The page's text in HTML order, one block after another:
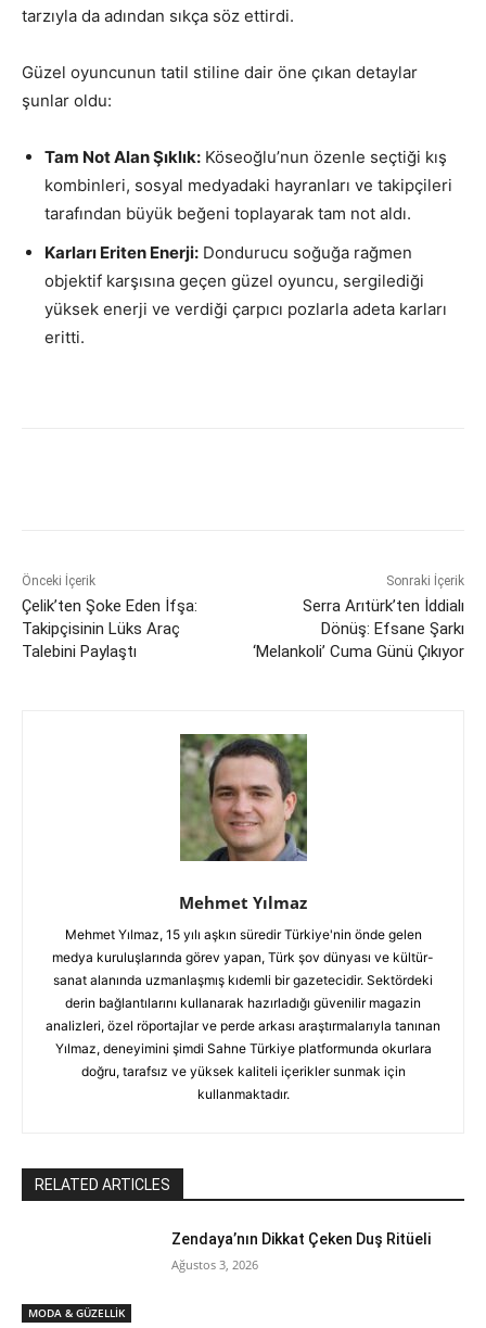
tarzıyla da adından sıkça söz ettirdi.
Güzel oyuncunun tatil stiline dair öne çıkan detaylar
şunlar oldu:
Tam Not Alan Şıklık: Köseoğlu’nun özenle seçtiği kış
kombinleri, sosyal medyadaki hayranları ve takipçileri
tarafından büyük beğeni toplayarak tam not aldı.
Karları Eriten Enerji: Dondurucu soğuğa rağmen
objektif karşısına geçen güzel oyuncu, sergilediği
yüksek enerji ve verdiği çarpıcı pozlarla adeta karları
eritti.
Önceki İçerik
Çelik’ten Şoke Eden İfşa:
Takipçisinin Lüks Araç
Talebini Paylaştı
Sonraki İçerik
Serra Arıtürk’ten İddialı
Dönüş: Efsane Şarkı
‘Melankoli’ Cuma Günü Çıkıyor
Mehmet Yılmaz
Mehmet Yılmaz, 15 yılı aşkın süredir Türkiye'nin önde gelen
medya kuruluşlarında görev yapan, Türk şov dünyası ve kültür-
sanat alanında uzmanlaşmış kıdemli bir gazetecidir. Sektördeki
derin bağlantılarını kullanarak hazırladığı güvenilir magazin
analizleri, özel röportajlar ve perde arkası araştırmalarıyla tanınan
Yılmaz, deneyimini şimdi Sahne Türkiye platformunda okurlara
doğru, tarafsız ve yüksek kaliteli içerikler sunmak için
kullanmaktadır.
RELATED ARTICLES
MODA & GÜZELLİK
Zendaya’nın Dikkat Çeken Duş Ritüeli
Ağustos 3, 2026